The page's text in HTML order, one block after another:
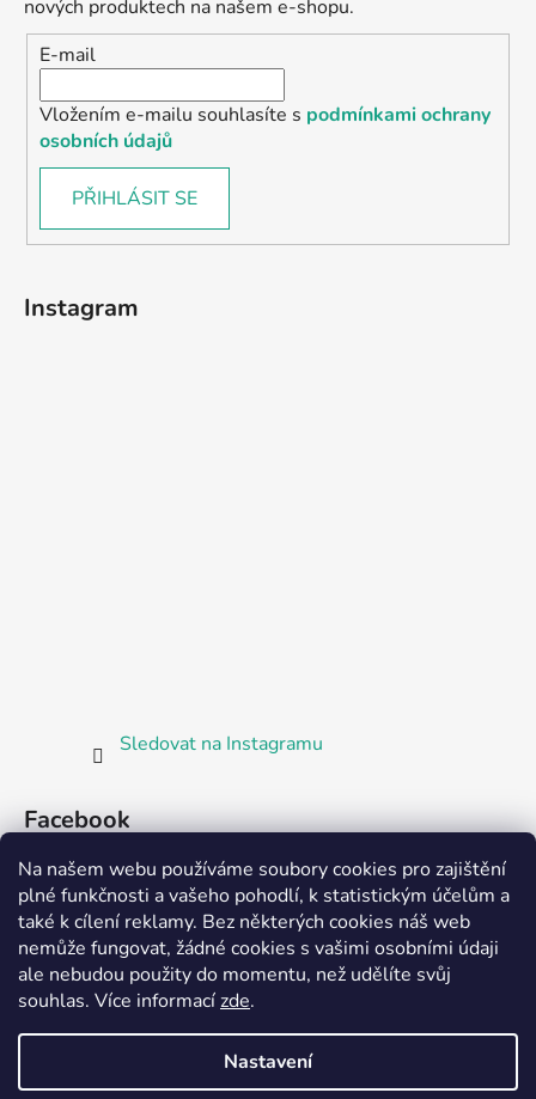
Na našem webu používáme soubory cookies pro zajištění
plné funkčnosti a vašeho pohodlí, k statistickým účelům a
také k cílení reklamy. Bez některých cookies náš web
nemůže fungovat, žádné cookies s vašimi osobními údaji
ale nebudou použity do momentu, než udělíte svůj
souhlas. Více informacízde.
Nastavení
nových produktech na našem e-shopu.
E-mail
Vložením e-mailu souhlasíte s podmínkami ochrany
osobních údajů
PŘIHLÁSIT SE
Instagram
Sledovat na Instagramu
Facebook
Partnerská prodejna Barefoot Plzeň